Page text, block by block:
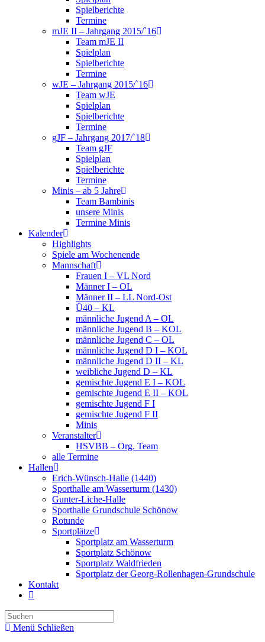
Spielberichte
Termine
mJE II – Jahrgang 2015/`16
Team mJE II
Spielplan
Spielberichte
Termine
wJE – Jahrgang 2015/`16
Team wJE
Spielplan
Spielberichte
Termine
gJF – Jahrgang 2017/`18
Team gJF
Spielplan
Spielberichte
Termine
Minis – ab 5 Jahre
Team Bambinis
unsere Minis
Termine Minis
Kalender
Highlights
Spiele am Wochenende
Mannschaft
Frauen I – VL Nord
Männer I – OL
Männer II – LL Nord-Ost
Ü40 – KL
männliche Jugend A – OL
männliche Jugend B – KOL
männliche Jugend C – OL
männliche Jugend D I – KOL
männliche Jugend D II – KL
weibliche Jugend D – KL
gemischte Jugend E I – KOL
gemischte Jugend E II – KOL
gemischte Jugend F I
gemischte Jugend F II
Minis
Veranstalter
HSVBB – Org. Team
alle Termine
Hallen
Erich-Wünsch-Halle (1440)
Sporthalle am Wasserturm (1430)
Gunter-Liche-Halle
Sporthalle Grundschule Schönow
Rotunde
Sportplätze
Sportplatz am Wasserturm
Sportplatz Schönow
Sportplatz Waldfrieden
Sportplatz der Georg-Rollenhagen-Grundschule
Kontakt
Menü Schließen